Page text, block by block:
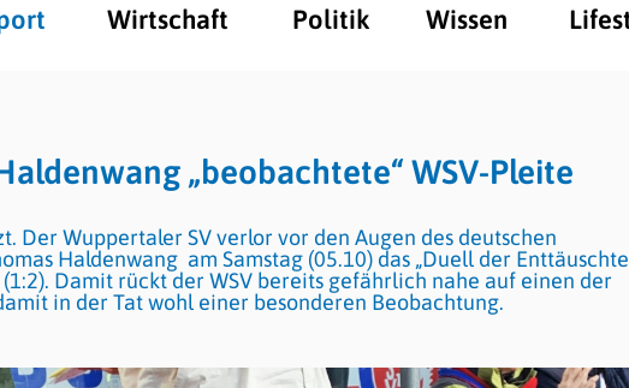
Wirtschaft Politik Wissen
„beobachtete“ WSV-Pleite
Der Wuppertaler SV verlor vor den Augen des deutschen
Haldenwang am Samstag (05.10) das „Duell der
Damit rückt der WSV bereits gefährlich nahe auf einen der
in der Tat wohl einer besonderen Beobachtung.